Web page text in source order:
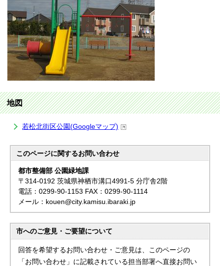
地図
若松北街区公園(Googleマップ)
このページに関するお問い合わせ
都市整備部 公園緑地課
〒314-0192 茨城県神栖市溝口4991-5 分庁舎2階
電話：0299-90-1153 FAX：0299-90-1114
メール：kouen@city.kamisu.ibaraki.jp
市へのご意見・ご要望について
回答を希望するお問い合わせ・ご意見は、このページの
「お問い合わせ」に記載されている担当部署へ直接お問い